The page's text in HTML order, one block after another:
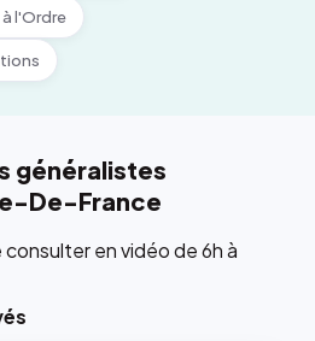
l'Ordre
généralistes
De-France
en vidéo de 6h à